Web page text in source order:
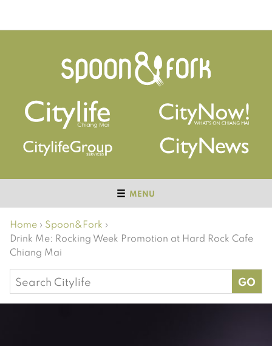
MENU
Home › Spoon&Fork ›
Drink Me: Rocking Week Promotion at Hard Rock Cafe
Chiang Mai
Search
for: